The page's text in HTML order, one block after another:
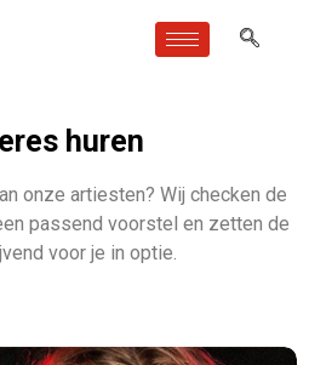
huren
onze artiesten? Wij checken de
passend voorstel en zetten de
voor je in optie.